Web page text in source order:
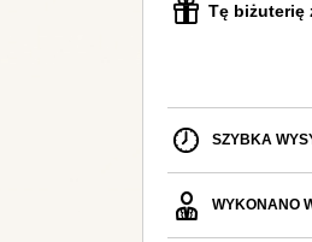
Tę biżuterię
SZYBKA
WYKONANO